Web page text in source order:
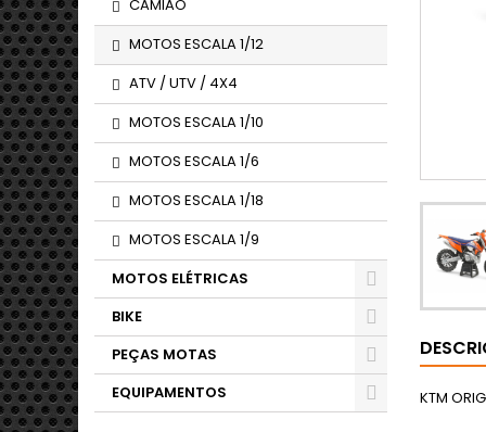
CAMIÃO
MOTOS ESCALA 1/12
ATV / UTV / 4X4
MOTOS ESCALA 1/10
MOTOS ESCALA 1/6
MOTOS ESCALA 1/18
MOTOS ESCALA 1/9
MOTOS ELÉTRICAS
BIKE
PEÇAS MOTAS
EQUIPAMENTOS
KTM